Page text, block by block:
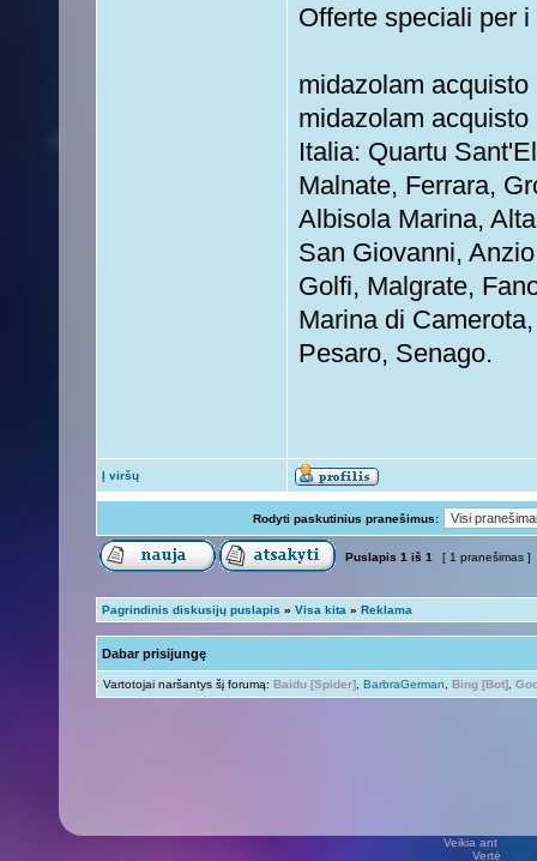
Offerte speciali per
midazolam
midazolam
Italia: Quartu
Malnate, Ferrara,
Albisola Marina,
San Giovanni,
Golfi, Malgrate,
Marina di
Pesaro, Senago.
Į viršų
Rodyti paskutinius pranešimus:
Puslapis 1 iš 1 [ 1 pranešimas ]
Pagrindinis diskusijų puslapis » Visa kita » Reklama
Dabar prisijungę
Vartotojai naršantys šį forumą: Baidu [Spider] BarbraGerman Bing [Bot]
Veikia ant
Vertė Vilius